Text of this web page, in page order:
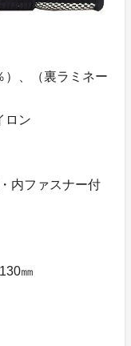
）、（裏ラミネー
ロン
内ファスナー付
130㎜